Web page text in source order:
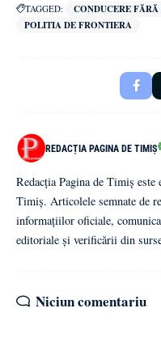
TAGGED:
CONDUCERE FĂRĂ
POLITIA DE FRONTIERA
REDACȚIA PAGINA DE TIMIȘ
Redacția Pagina de Timiș
Timiș. Articolele semnate de
informațiilor oficiale,
editoriale și verificării din
Niciun comentariu